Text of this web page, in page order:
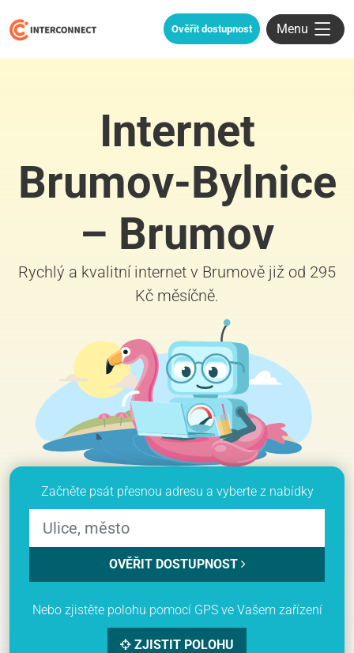
Ověřit dostupnost Menu
Internet
Brumov-Bylnice
– Brumov
Rychlý a kvalitní internet v Brumově již od 295
Kč měsíčně.
Začněte psát přesnou adresu a vyberte z nabídky
OVĚŘIT DOSTUPNOST
Nebo zjistěte polohu pomocí GPS ve Vašem zařízení
ZJISTIT POLOHU